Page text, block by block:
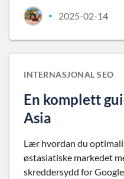
• 2025-02-14
INTERNASJONAL SEO
En komplett
Asia
Lær hvordan du
østasiatiske markedet
skreddersydd for